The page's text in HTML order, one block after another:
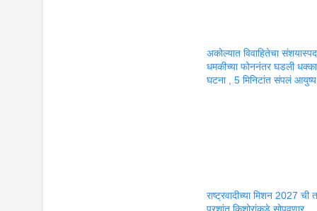
अकोल्यात विवाहितेचा
धमकीच्या फोननंतर घडली
घटना , 5 मिनिटांत संपलं
राष्ट्रवादीच्या मिशन 2027 ची